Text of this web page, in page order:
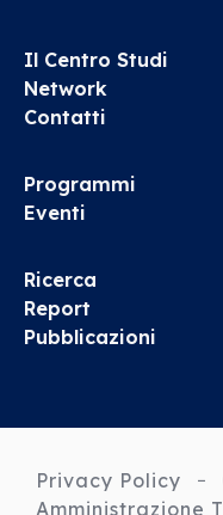
Il Centro Studi
Network
Contatti
Programmi
Eventi
Ricerca
Report
Pubblicazioni
Privacy Policy
Amministrazione